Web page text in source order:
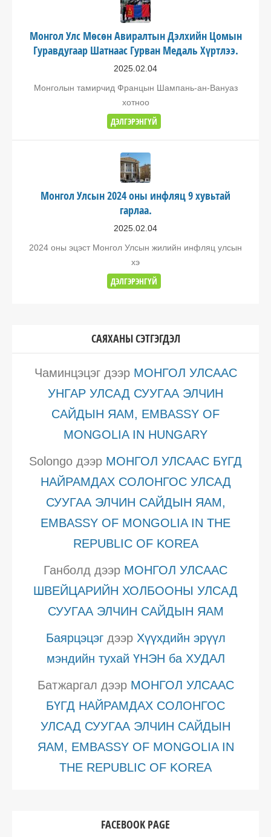
Монгол Улс Мөсөн Авиралтын Дэлхийн Цомын
Гуравдугаар Шатнаас Гурван Медаль Хүртлээ.
2025.02.04
Монголын тамирчид Францын Шампань-ан-Вануаз
хотноо
ДЭЛГЭРЭНГҮЙ
Монгол Улсын 2024 оны инфляц 9 хувьтай
гарлаа.
2025.02.04
2024 оны эцэст Монгол Улсын жилийн инфляц улсын
хэ
ДЭЛГЭРЭНГҮЙ
САЯХАНЫ СЭТГЭГДЭЛ
Чаминцэцэгдээр МОНГОЛ УЛСААС
УНГАР УЛСАД СУУГАА ЭЛЧИН
САЙДЫН ЯАМ, EMBASSY OF
MONGOLIA IN HUNGARY
Solongo дээр МОНГОЛ УЛСААС БҮГД
НАЙРАМДАХ СОЛОНГОС УЛСАД
СУУГАА ЭЛЧИН САЙДЫН ЯАМ,
EMBASSY OF MONGOLIA IN THE
REPUBLIC OF KOREA
Ганболд дээр МОНГОЛ УЛСААС
ШВЕЙЦАРИЙН ХОЛБООНЫ УЛСАД
СУУГАА ЭЛЧИН САЙДЫН ЯАМ
Баярцэцэгдээр Хүүхдийн эрүүл
мэндийн тухай ҮНЭН ба ХУДАЛ
Батжаргал дээр МОНГОЛ УЛСААС
БҮГД НАЙРАМДАХ СОЛОНГОС
УЛСАД СУУГАА ЭЛЧИН САЙДЫН
ЯАМ, EMBASSY OF MONGOLIA IN
THE REPUBLIC OF KOREA
FACEBOOK PAGE